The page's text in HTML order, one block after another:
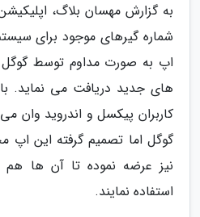
به گزارش مهسان بلاگ،
شماره گیرهای موجود برای
اپ به صورت مداوم توسط گوگل
های جدید دریافت می نماید. با
کاربران پیکسل و اندروید وان می
گوگل اما تصمیم گرفته این اپ
نیز عرضه نموده تا آن ها
استفاده نمایند.